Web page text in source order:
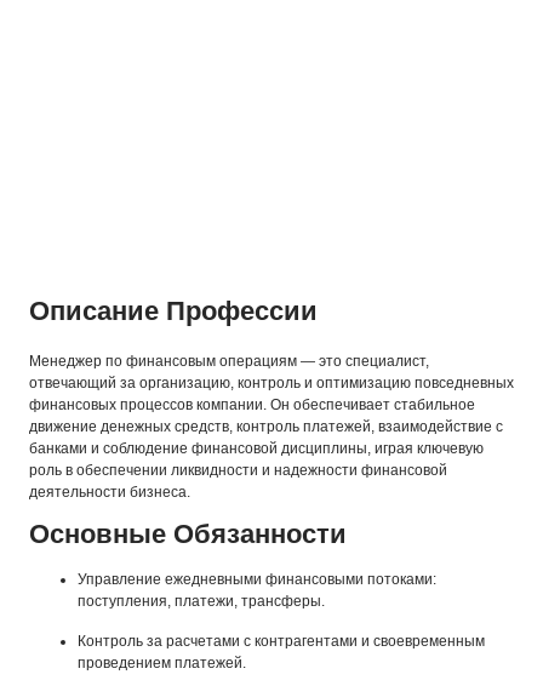
Описание Профессии
Менеджер по финансовым операциям — это специалист,
отвечающий за организацию, контроль и оптимизацию повседневных
финансовых процессов компании. Он обеспечивает стабильное
движение денежных средств, контроль платежей, взаимодействие с
банками и соблюдение финансовой дисциплины, играя ключевую
роль в обеспечении ликвидности и надежности финансовой
деятельности бизнеса.
Основные Обязанности
Управление ежедневными финансовыми потоками:
поступления, платежи, трансферы.
Контроль за расчетами с контрагентами и своевременным
проведением платежей.